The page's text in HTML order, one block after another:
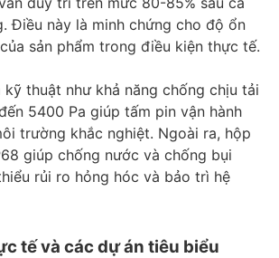
Điều này là minh chứng cho độ ổn
sản phẩm trong điều kiện thực tế.
kỹ thuật như khả năng chống chịu tải
5400 Pa giúp tấm pin vận hành
trường khắc nghiệt. Ngoài ra, hộp
giúp chống nước và chống bụi
rủi ro hỏng hóc và bảo trì hệ
tế và các dự án tiêu biểu